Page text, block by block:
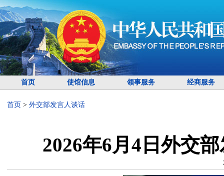
首页 使馆信息 领事服务 经商服务
首页 > 外交部发言人谈话
2026年6月4日外交